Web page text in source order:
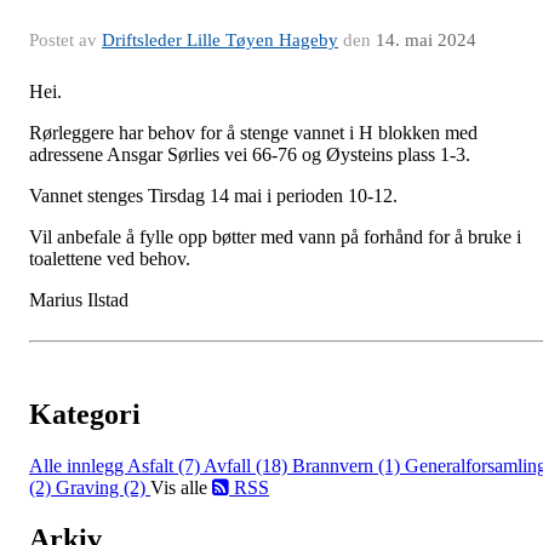
Postet av Driftsleder Lille Tøyen Hageby den 14. mai 2024
Hei.
Rørleggere har behov for å stenge vannet i H blokken med
adressene Ansgar Sørlies vei 66-76 og Øysteins plass 1-3.
Vannet stenges Tirsdag 14 mai i perioden 10-12.
Vil anbefale å fylle opp bøtter med vann på forhånd for å bruke i
toalettene ved behov.
Marius Ilstad
Kategori
Alle innlegg Asfalt (7) Avfall (18) Brannvern (1)
(2) Graving (2) Vis alle RSS